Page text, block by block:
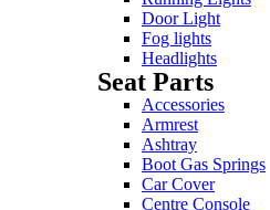
Door Light
Fog lights
Headlights
Seat Parts
Accessories
Armrest
Ashtray
Boot Gas Springs
Car Cover
Centre Console